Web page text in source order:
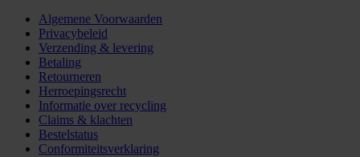
Algemene Voorwaarden
Privacybeleid
Verzending & levering
Betaling
Retourneren
Herroepingsrecht
Informatie over recycling
Claims & klachten
Bestelstatus
Conformiteitsverklaring